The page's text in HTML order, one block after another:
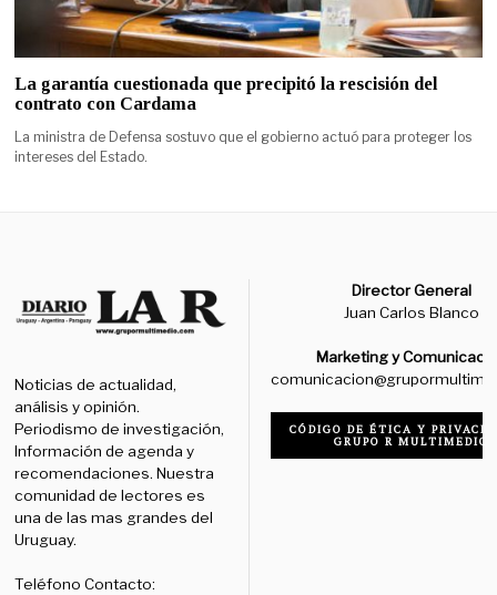
La garantía cuestionada que precipitó la rescisión del
contrato con Cardama
La ministra de Defensa sostuvo que el gobierno actuó para proteger los
intereses del Estado.
Noticias de actualidad,
análisis y opinión.
Periodismo de investigación,
Información de agenda y
recomendaciones. Nuestra
comunidad de lectores es
una de las mas grandes del
Uruguay.
Teléfono Contacto:
Director General
Juan Carlos Blanco
Marketing y
CÓDIGO DE ÉTICA Y
GRUPO R MULTIMEDIO